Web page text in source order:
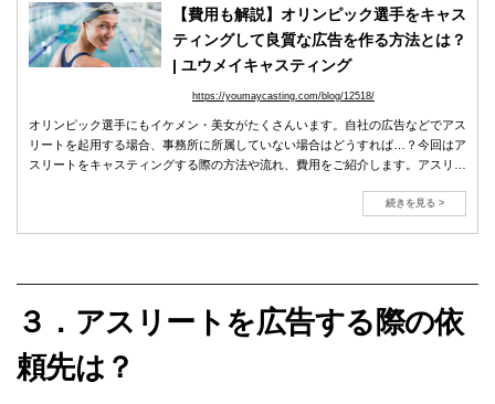
【費用も解説】オリンピック選手をキャス
ティングして良質な広告を作る方法とは？
| ユウメイキャスティング
https://youmaycasting.com/blog/12518/
オリンピック選手にもイケメン・美女がたくさんいます。自社の広告などでアス
リートを起用する場合、事務所に所属していない場合はどうすれば…？今回はア
スリートをキャスティングする際の方法や流れ、費用をご紹介します。アスリー
続きを見る >
３．アスリートを広告する際の依
頼先は？